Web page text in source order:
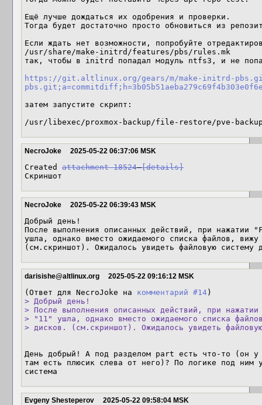
Ещё лучше дождаться их одобрения и проверки.
Тогда будет достаточно просто обновиться из
Если ждать нет возможности, попробуйте
/usr/share/make-initrd/features/pbs/rules.mk
так, чтобы в initrd попадал модуль ntfs3, и не
https://git.altlinux.org/gears/m/make-initrd-
затем запустите скрипт:
/usr/libexec/proxmox-backup/file-restore/pve-
NecroJoke 2025-05-22 06:37:06 MSK
Created attachment 18524 [details]
Скриншот
NecroJoke 2025-05-22 06:39:43 MSK
Добрый день!
После выполнения описанных действий, при
ушла, однако вместо ожидаемого списка файлов,
(см.скриншот). Ожидалось увидеть файловую систему
darisishe@altlinux.org 2025-05-22 09:16:12 MSK
(Ответ для NecroJoke на комментарий #14
> Добрый день!
> После выполнения описанных действий, при
> "11" ушла, однако вместо ожидаемого списка
> дисков. (см.скриншот). Ожидалось увидеть
День добрый! А под разделом part есть что-то (он у
там есть плюсик слева от него)? По логике под ним
система
Evgeny Shesteperov 2025-05-22 09:58:04 MSK